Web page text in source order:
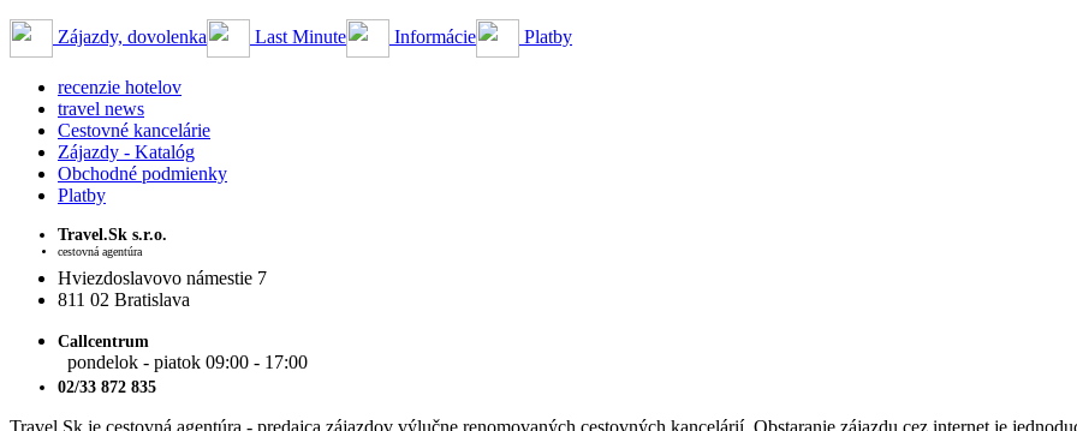
Zájazdy, dovolenka Last Minute Informácie Platby
recenzie hotelov
travel news
Cestovné kancelárie
Zájazdy - Katalóg
Obchodné podmienky
Platby
Travel.Sk s.r.o.
cestovná agentúra
Hviezdoslavovo námestie 7
811 02 Bratislava
Callcentrum
pondelok - piatok 09:00 - 17:00
02/33 872 835
Travel.Sk je cestovná agentúra - predajca zájazdov výlučne renomovaných cestovných kancelárií. Obstaranie zájazdu cez internet je